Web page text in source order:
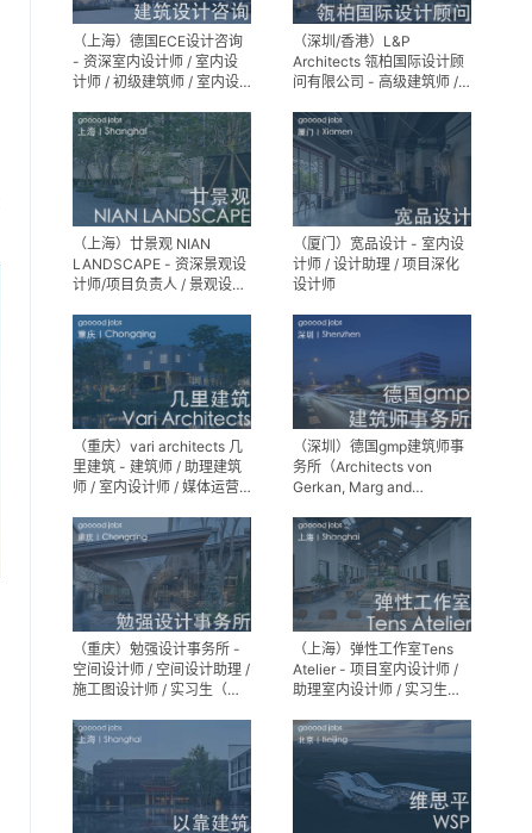
（上海）德国ECE设计咨询
- 资深室内设计师 / 室内设
计师 / 初级建筑师 / 室内设
习生
（深圳/香港）L&P
Architects 瓴柏国际设计顾
问有限公司 - 高级建筑师 /
精装设计师
（上海）廿景观 NIAN
LANDSCAPE - 资深景观设
计师/项目负责人 / 景观设计
（厦门）宽品设计 - 室内设
计师 / 设计助理 / 项目深化
设计师
（重庆）vari architects 几
里建筑 - 建筑师 / 助理建筑
师 / 室内设计师 / 媒体运营
（深圳）德国gmp建筑师事
务所（Architects von
Gerkan, Marg and
（重庆）勉强设计事务所 -
空间设计师 / 空间设计助理 /
施工图设计师 / 实习生（长
（上海）弹性工作室Tens
Atelier - 项目室内设计师 /
助理室内设计师 / 实习生